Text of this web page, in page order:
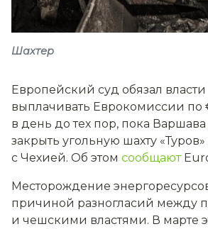
Шахтер
Европейский суд обязал
выплачивать Еврокомиссии по
в день до тех пор, пока Варшава
закрыть угольную шахту
с Чехией. Об этом сообщают
Месторождение
причиной разногласий между
и чешскими властями. В марте